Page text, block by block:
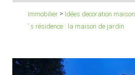
Immobilier > Idées decoration maison
’ s résidence : la maison de jardin